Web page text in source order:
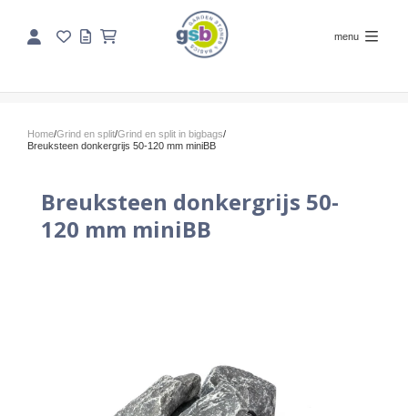
menu
Home/Grind en split/Grind en split in bigbags/
Breuksteen donkergrijs 50-120 mm miniBB
Breuksteen donkergrijs 50-
120 mm miniBB